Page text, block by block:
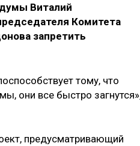
Виталий
Комитета
запретить
тому, что
они все быстро
предусматривающий